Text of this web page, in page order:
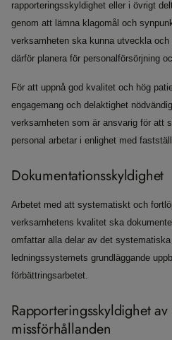
rapporteringsskyldighet eller i övrigt
genom att lämna klagomål och
verksamheten ska kunna utveckla
därför planera för personalförsörjning
För att uppnå god kvalitet och hög
engagemang och delaktighet
verksamheten som är ansvarig för att
personal arbetar i enlighet med
Dokumentationsskyldighet
Arbetet med att systematiskt och
verksamhetens kvalitet ska
omfattar alla delar av det
ledningssystemets grundläggande
förbättringsarbetet.
Rapporteringsskyldighet
missförhållanden